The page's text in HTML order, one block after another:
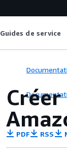
Guides de service
PDF RSS